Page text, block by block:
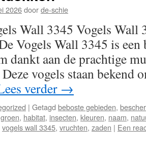
2026doorde-schie
Wall 3345 Vogels Wall
Vogels Wall 3345 is
dankt aan de prachtige
vogels staan bekend
verder →
| Getagd beboste gebieden,
groen, habitat, insecten, kleuren, naam,
vogels wall 3345, vruchten, zaden | Een